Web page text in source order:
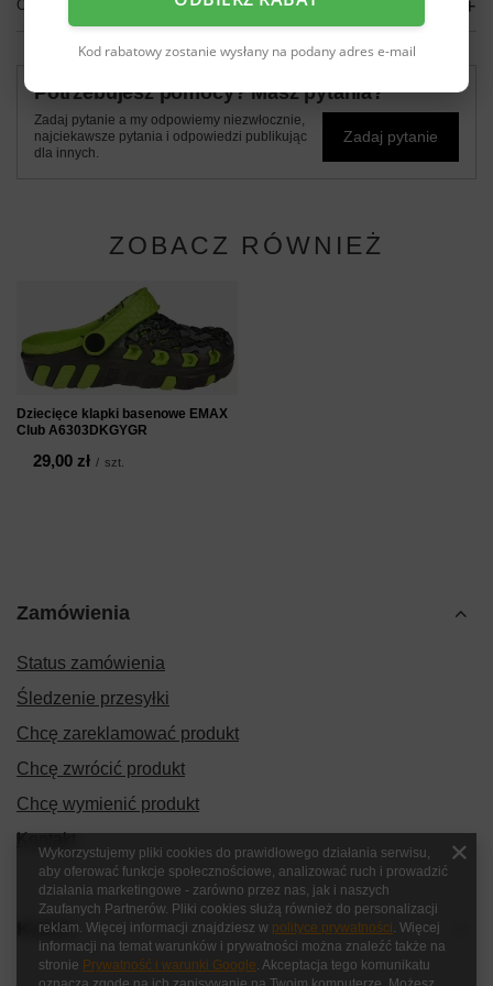
OPINIE
Potrzebujesz pomocy? Masz pytania?
Zadaj pytanie a my odpowiemy niezwłocznie,
najciekawsze pytania i odpowiedzi publikując
dla innych.
Zadaj pytanie
ZOBACZ RÓWNIEŻ
Dziecięce klapki basenowe EMAX
Club A6303DKGYGR
29,00 zł / szt.
Zamówienia
Status zamówienia
Śledzenie przesyłki
Chcę zareklamować produkt
Chcę zwrócić produkt
Chcę wymienić produkt
Konto
Kod rabatowy zostanie wysłany na podany adres e-mail
Wykorzystujemy pliki cookies do prawidłowego działania serwisu,
aby oferować funkcje społecznościowe, analizować ruch i prowadzić
działania marketingowe - zarówno przez nas, jak i naszych
Zaufanych Partnerów. Pliki cookies służą również do personalizacji
reklam. Więcej informacji znajdziesz w polityce prywatności. Więcej
informacji na temat warunków i prywatności można znaleźć także na
stronie Prywatność i warunki Google. Akceptacja tego komunikatu